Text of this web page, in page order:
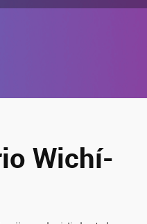
Wichí-